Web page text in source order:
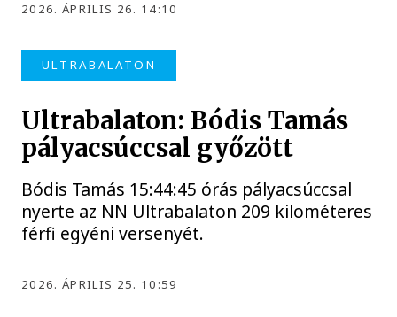
2026. ÁPRILIS 26. 14:10
ULTRABALATON
Ultrabalaton: Bódis Tamás
pályacsúccsal győzött
Bódis Tamás 15:44:45 órás pályacsúccsal
nyerte az NN Ultrabalaton 209 kilométeres
férfi egyéni versenyét.
2026. ÁPRILIS 25. 10:59